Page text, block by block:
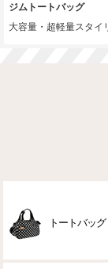
ジムトートバッグ
大容量・超軽量スタイ
トートバッグ